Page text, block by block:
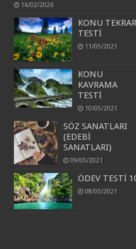
16/02/2026
KONU TEKRAR
TESTİ
11/05/2021
KONU
KAVRAMA
TESTİ
10/05/2021
SÖZ SANATLARI
(EDEBİ
SANATLARI)
09/05/2021
ÖDEV TESTİ
08/05/2021